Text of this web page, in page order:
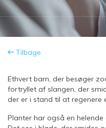
Tilbage
Ethvert barn, der besøger
fortryllet af slangen, der
der er i stand til at regenere
Planter har også en helende